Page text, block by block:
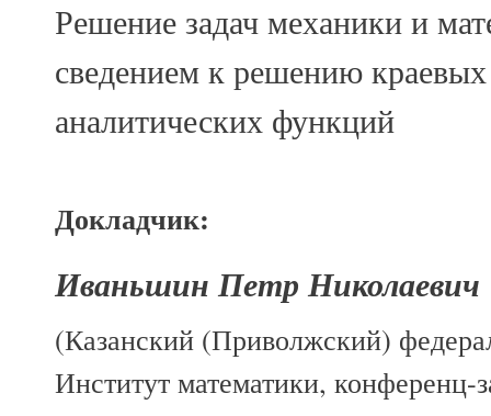
Решение задач механики и
сведением к решению краевых
аналитических функций
Докладчик:
Иваньшин Петр Николаевич
(Казанский (Приволжский)
Институт математики, конференц-